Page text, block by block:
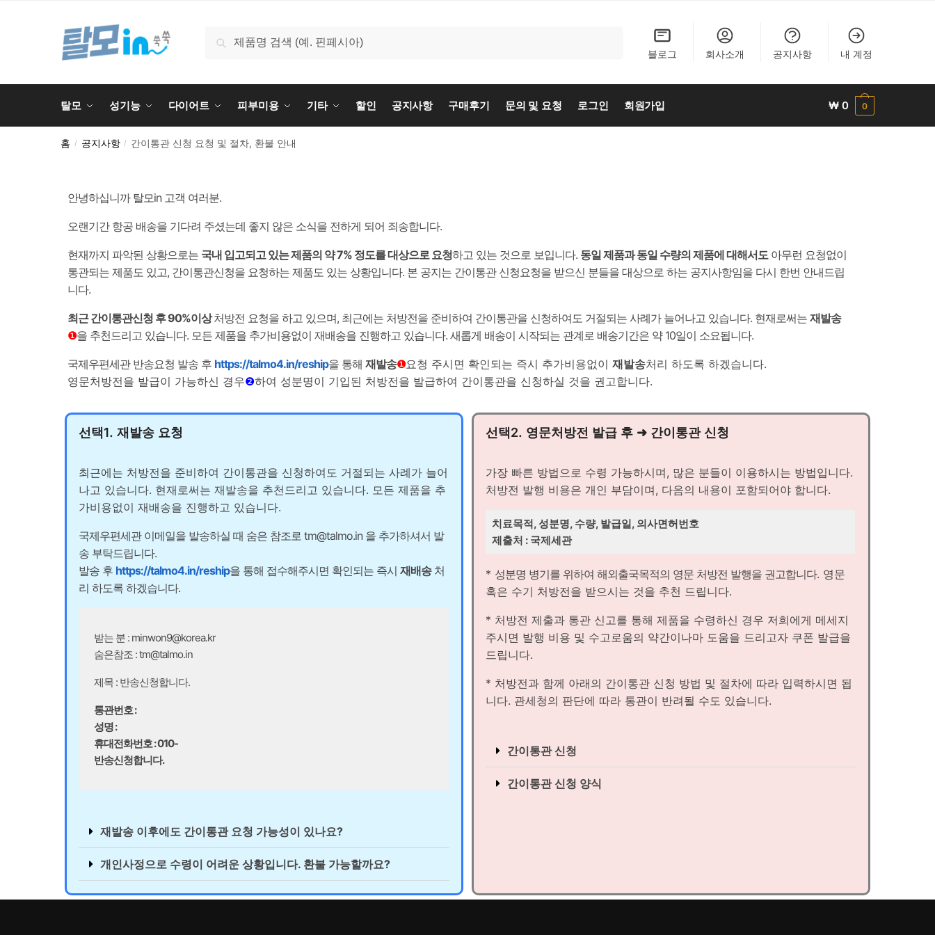
검색
블로그
회사소개 공지사항 내 계정
탈모 성기능 다이어트 피부미용 기타 할인 공지사항 구매후기 문의 및 요청 로그인 회원가입 ₩ 0 0
홈 / 공지사항 / 간이통관 신청 요청 및 절차, 환불 안내
안녕하십니까 탈모in 고객 여러분.
오랜기간 항공 배송을 기다려 주셨는데 좋지 않은 소식을 전하게 되어 죄송합니다.
현재까지 파악된 상황으로는 국내 입고되고 있는 제품의 약 7% 정도를 대상으로 요청하고 있는 것으로 보입니다. 동일 제품과 동일 수량의 제품에 대해서도아무런 요청없이
통관되는 제품도 있고, 간이통관신청을 요청하는 제품도 있는 상황입니다. 본 공지는 간이통관 신청요청을 받으신 분들을 대상으로 하는 공지사항임을 다시 한번 안내드립
니다.
최근 간이통관신청 후 90%이상처방전 요청을 하고 있으며, 최근에는 처방전을 준비하여 간이통관을 신청하여도 거절되는 사례가 늘어나고 있습니다. 현재로써는 재발송
❶을 추천드리고 있습니다. 모든 제품을 추가비용없이 재배송을 진행하고 있습니다. 새롭게 배송이 시작되는 관계로 배송기간은 약 10일이 소요됩니다.
국제우편세관 반송요청 발송 후 https://talmo4.in/reship을 통해 재발송❶요청 주시면 확인되는 즉시 추가비용없이 재발송처리 하도록 하겠습니다.
영문처방전을 발급이 가능하신 경우❷하여 성분명이 기입된 처방전을 발급하여 간이통관을 신청하실 것을 권고합니다.
선택1. 재발송 요청
최근에는 처방전을 준비하여 간이통관을 신청하여도 거절되는 사례가 늘어
나고 있습니다. 현재로써는 재발송을 추천드리고 있습니다. 모든 제품을 추
가비용없이 재배송을 진행하고 있습니다.
국제우편세관 이메일을 발송하실 때 숨은 참조로tm@talmo.in 을 추가하셔서 발
송 부탁드립니다.
발송 후 https://talmo4.in/reship을 통해 접수해주시면 확인되는 즉시재배송처
리 하도록 하겠습니다.
받는 분 : minwon9@korea.kr
숨은참조 :tm@talmo.in
제목 : 반송신청합니다.
통관번호 :
성명 :
휴대전화번호: 010-
반송신청합니다.
재발송 이후에도 간이통관 요청 가능성이 있나요?
개인사정으로 수령이 어려운 상황입니다. 환불 가능할까요?
선택2. 영문처방전 발급 후 ➜ 간이통관 신청
가장 빠른 방법으로 수령 가능하시며, 많은 분들이 이용하시는 방법입니다.
처방전 발행 비용은 개인 부담이며, 다음의 내용이 포함되어야 합니다.
치료목적, 성분명, 수량, 발급일, 의사면허번호
제출처 : 국제세관
* 성분명 병기를 위하여 해외출국목적의 영문 처방전 발행을 권고합니다. 영문
혹은 수기 처방전을 받으시는 것을 추천 드립니다.
* 처방전 제출과 통관 신고를 통해 제품을 수령하신 경우 저희에게 메세지
주시면 발행 비용 및 수고로움의 약간이나마 도움을 드리고자 쿠폰 발급을
드립니다.
* 처방전과 함께 아래의 간이통관 신청 방법 및 절차에 따라 입력하시면 됩
니다. 관세청의 판단에 따라 통관이 반려될 수도 있습니다.
간이통관 신청
간이통관 신청 양식